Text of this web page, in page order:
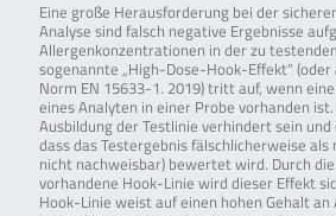
Eine große Herausforderung bei der
Analyse sind falsch negative Ergebnisse
Allergenkonzentrationen in der zu
sogenannte „High-Dose-Hook-Effekt“ (oder
Norm EN 15633-1. 2019) tritt auf, wenn
eines Analyten in einer Probe vorhanden
Ausbildung der Testlinie verhindert sein
dass das Testergebnis fälschlicherweise als
nicht nachweisbar) bewertet wird. Durch
vorhandene Hook-Linie wird dieser Effekt
Hook-Linie weist auf einen hohen Gehalt